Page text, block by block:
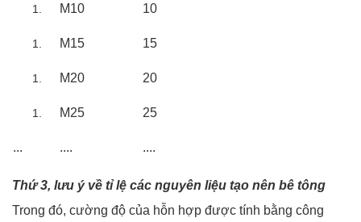
M10 10
M15 15
M20 20
M25 25
... .... ....
Thứ 3, lưu ý về tỉ lệ các nguyên liệu tạo nên bê tông
Trong đó, cường độ của hỗn hợp được tính bằng công